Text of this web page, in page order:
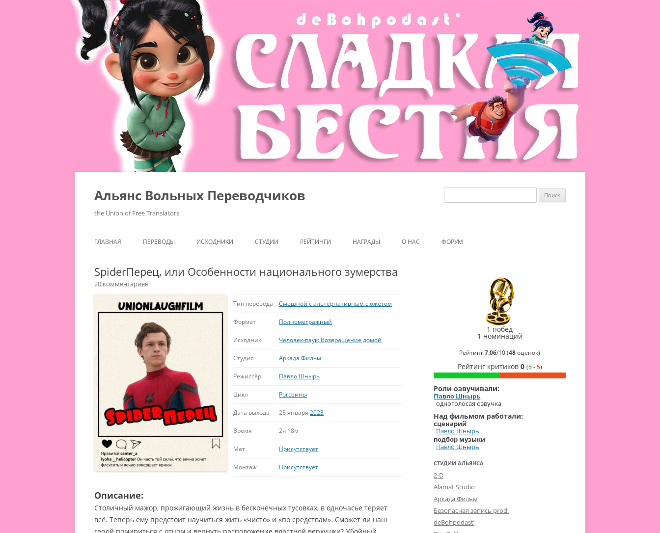
Альянс Вольных Переводчиков
the Union of Free Translators
Найти:
ГЛАВНАЯ ПЕРЕВОДЫ ИСХОДНИКИ СТУДИИ РЕЙТИНГИ НАГРАДЫ О НАС ФОРУМ
SpiderПерец, или Особенности национального зумерства
20 комментариев
Тип перевода Смешной с альтернативным сюжетом
Формат Полнометражный
Исходник Человек-паук: Возвращение домой
Студия Аркада Фильм
Режиссёр Павло Шнырь
Цикл Рогозины
Дата выхода 28 января2023
Время 2ч 18м
Мат Присутствует
Монтаж Присутствует
Описание:
Столичный мажор, прожигающий жизнь в бесконечных тусовках, в одночасье теряет
всё. Теперь ему предстоит научиться жить «чисто» и «по средствам». Сможет ли наш
балл
1 побед
1 номинаций
Рейтинг7.06/10(48оценок)
Рейтинг критиков 0 (5- 5)
Роли озвучивали:
Павло Шнырь
одноголосая озвучка
Над фильмом работали:
сценарий
Павло Шнырь
подбор музыки
Павло Шнырь
СТУДИИ АЛЬЯНСА
2-D
Alamat Studio
Аркада Фильм
Безопасная запись prod.
deBohpodast’